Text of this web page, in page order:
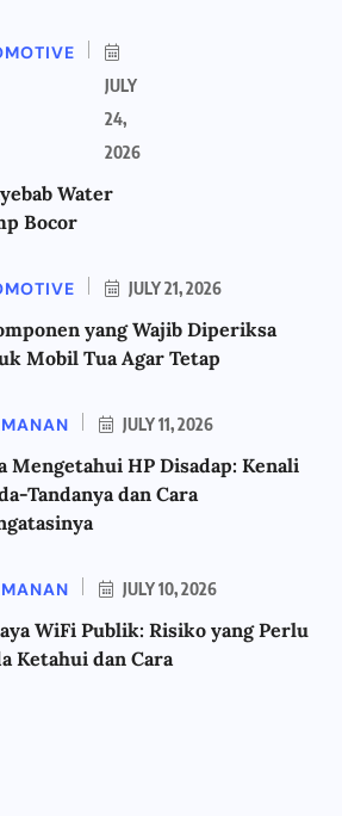
JULY
24,
2026
Water
Bocor
JULY 21, 2026
yang Wajib Diperiksa
Mobil Tua Agar Tetap
JULY 11, 2026
Mengetahui HP Disadap: Kenali
Tandanya dan Cara
JULY 10, 2026
WiFi Publik: Risiko yang Perlu
Ketahui dan Cara